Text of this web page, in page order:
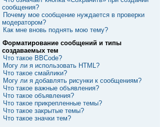
сообщения?
Почему мое сообщение нуждается в проверки
модератором?
Как мне вновь поднять мою тему?
Форматирование сообщений и типы
создаваемых тем
Что такое BBCode?
Могу ли я использовать HTML?
Что такое смайлики?
Могу ли я добавлять рисунки к сообщениям?
Что такое важные объявления?
Что такое объявления?
Что такое прикрепленные темы?
Что такое закрытые темы?
Что такое значки тем?